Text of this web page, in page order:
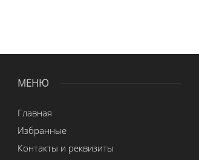
МЕНЮ
Главная
Избранные
Контакты и реквизиты